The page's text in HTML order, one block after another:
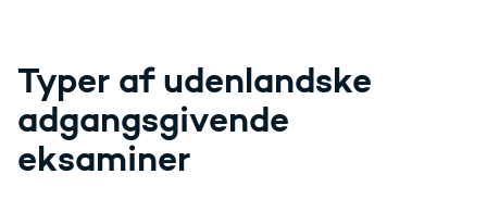
Typer af udenlandske
adgangsgivende
eksaminer